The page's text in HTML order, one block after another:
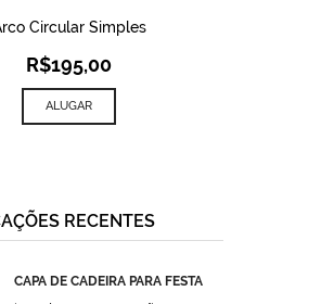
Circular Simples
R$195,00
ALUGAR
RECENTES
CAPA DE CADEIRA PARA FESTA